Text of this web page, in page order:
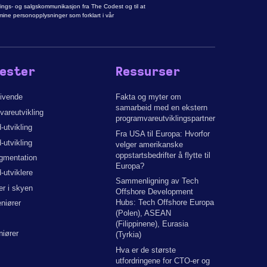
og salgskommunikasjon fra The Codest og til at
personopplysninger som forklart i vår
utvikling
utvikling
utviklere
i skyen
Ressurser
Fakta og myter om
samarbeid med en ekstern
programvareutviklingspartner
Fra USA til Europa: Hvorfor
velger amerikanske
oppstartsbedrifter å flytte til
Europa?
Sammenligning av Tech
Offshore Development
Hubs: Tech Offshore Europa
(Polen), ASEAN
(Filippinene), Eurasia
(Tyrkia)
Hva er de største
utfordringene for CTO-er og